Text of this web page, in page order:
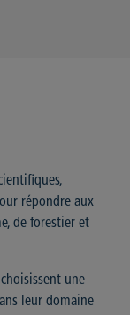
répondre aux
de forestier et
une
leur domaine